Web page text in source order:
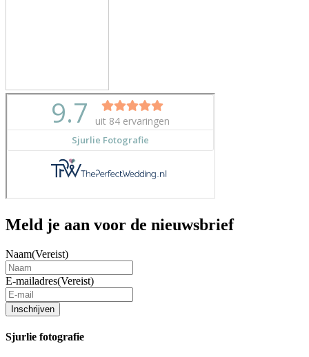
Meld je aan voor de nieuwsbrief
Naam(Vereist)
E-mailadres(Vereist)
Inschrijven
Sjurlie fotografie